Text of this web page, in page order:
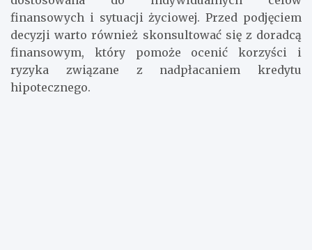
z nadpłatą. Ostateczna decyzja powinna być
dostosowana do indywidualnych celów
finansowych i sytuacji życiowej. Przed podjęciem
decyzji warto również skonsultować się z doradcą
finansowym, który pomoże ocenić korzyści i
ryzyka związane z nadpłacaniem kredytu